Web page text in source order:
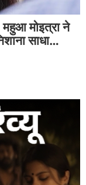
महुआ मोइत्रा ने
साधा…